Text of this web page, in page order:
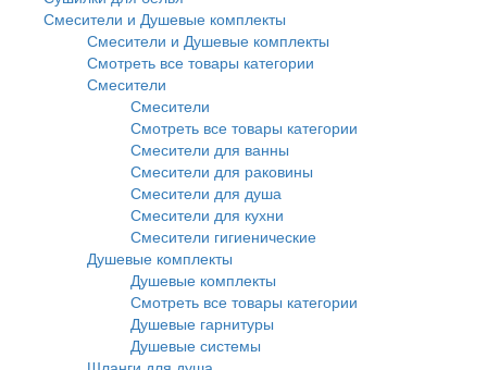
Смесители и Душевые комплекты
Смесители и Душевые комплекты
Смотреть все товары категории
Смесители
Смесители
Смотреть все товары категории
Смесители для ванны
Смесители для раковины
Смесители для душа
Смесители для кухни
Смесители гигиенические
Душевые комплекты
Душевые комплекты
Смотреть все товары категории
Душевые гарнитуры
Душевые системы